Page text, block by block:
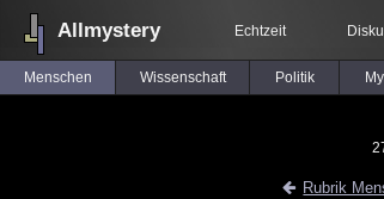
Allmystery Echtzeit
Menschen Wissenschaft Politik
Rubrik